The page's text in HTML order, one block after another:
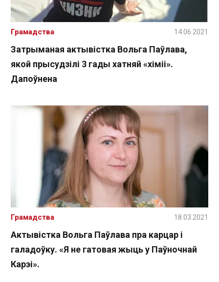
Затрыманая актывістка Вольга Паўлава,
якой прысудзілі 3 гады хатняй «хіміі».
Дапоўнена
Грамадства 14.06.2021
Актывістка Вольга Паўлава пра карцар і
галадоўку. «Я не гатовая жыць у Паўночнай
Карэі».
Грамадства 18.03.2021